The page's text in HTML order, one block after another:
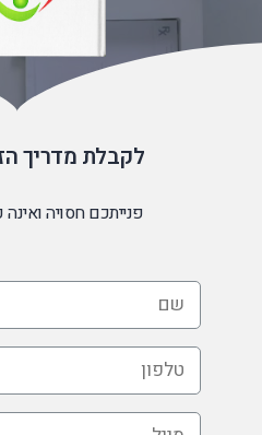
לקבלת מדריך
פנייתכם חסויה
שם *
טלפון *
מייל *